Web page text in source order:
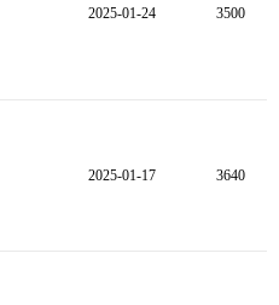
2025-01-24 3500
2025-01-17 3640